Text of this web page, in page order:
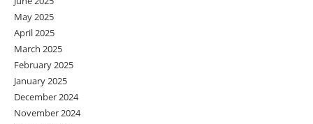
May 2025
April 2025
March 2025
February 2025
January 2025
December 2024
November 2024